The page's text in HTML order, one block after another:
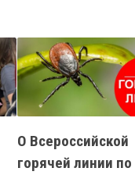
О Всероссийской
горячей линии по